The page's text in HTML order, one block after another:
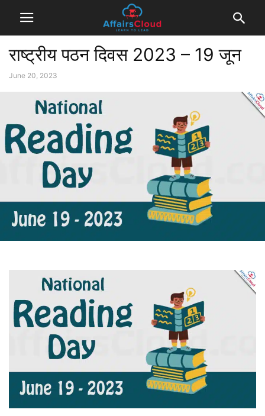
राष्ट्रीय पठन दिवस 2023 – 19 जून
June 20, 2023